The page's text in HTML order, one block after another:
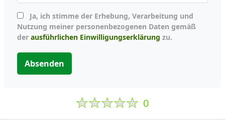
Nutzung meiner personenbezogenen Daten gemäß
der ausführlichen Einwilligungserklärung zu.
Absenden
0